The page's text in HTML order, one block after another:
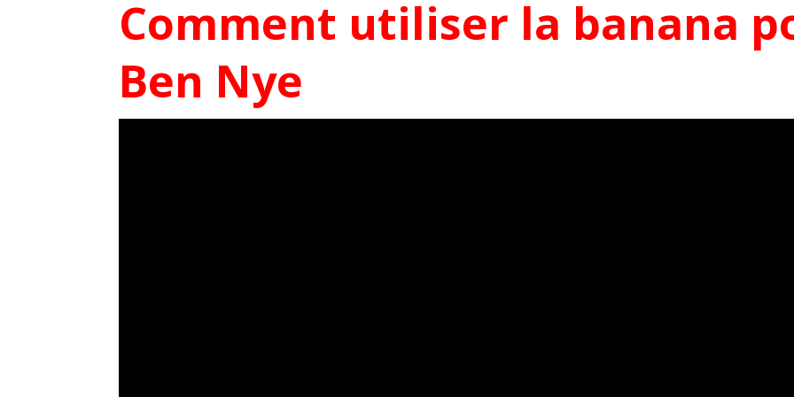
Comment utiliser la banana
Ben Nye